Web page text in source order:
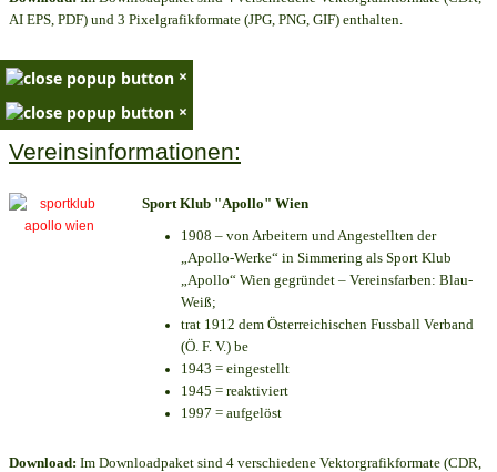
AI EPS, PDF) und 3 Pixelgrafikformate (JPG, PNG, GIF) enthalten.
×
×
Vereinsinformationen:
Sport Klub "Apollo" Wien
1908 – von Arbeitern und Angestellten der
„Apollo-Werke“ in Simmering als Sport Klub
„Apollo“ Wien gegründet – Vereinsfarben: Blau-
Weiß;
trat 1912 dem Österreichischen Fussball Verband
(Ö. F. V.) be
1943 = eingestellt
1945 = reaktiviert
1997 = aufgelöst
Download: Im Downloadpaket sind 4 verschiedene Vektorgrafikformate (CDR,